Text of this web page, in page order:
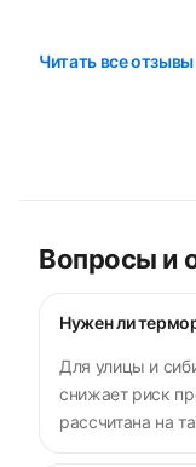
Читать все
Вопросы и
Нужен ли
Для улицы и
снижает риск
рассчитана на